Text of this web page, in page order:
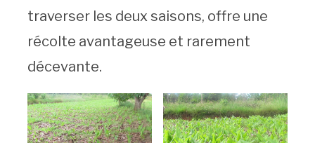
traverser les deux saisons, offre une
récolte avantageuse et rarement
décevante.